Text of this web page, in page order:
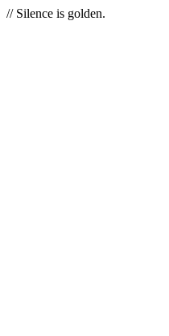
// Silence is golden.